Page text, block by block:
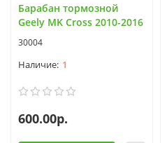
Барабан тормозной
Geely MK Cross 2010-2016
30004
1
600.00р.